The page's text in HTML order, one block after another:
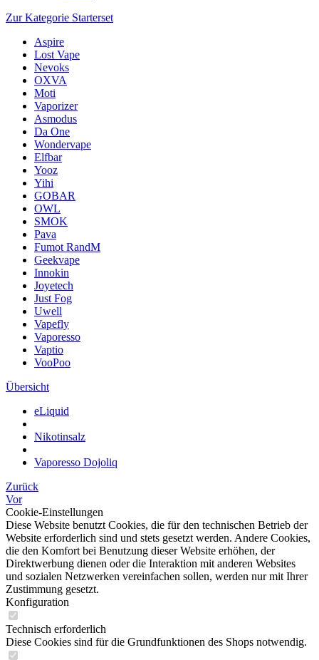
Zur Kategorie Starterset
Aspire
Lost Vape
Nevoks
OXVA
Moti
Vaporizer
Asmodus
Da One
Wondervape
Elfbar
Yooz
Yihi
GOBAR
OWL
SMOK
Pava
Fumot RandM
Geekvape
Innokin
Joyetech
Just Fog
Uwell
Vapefly
Vaporesso
Vaptio
VooPoo
Übersicht
eLiquid
Nikotinsalz
Vaporesso Dojoliq
Zurück
Vor
Cookie-Einstellungen
Diese Website benutzt Cookies, die für den technischen Betrieb der
Website erforderlich sind und stets gesetzt werden. Andere Cookies,
die den Komfort bei Benutzung dieser Website erhöhen, der
Direktwerbung dienen oder die Interaktion mit anderen Websites
und sozialen Netzwerken vereinfachen sollen, werden nur mit Ihrer
Zustimmung gesetzt.
Konfiguration
Technisch erforderlich
Diese Cookies sind für die Grundfunktionen des Shops notwendig.